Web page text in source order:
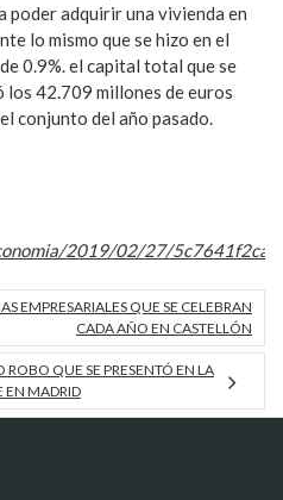
adquirir una vivienda en
lo mismo que se hizo en el
0.9%. el capital total que se
42.709 millones de euros
conjunto del año pasado.
2019/02/27/
EMPRESARIALES QUE SE CELEBRAN
CADA AÑO EN CASTELLÓN
QUE SE PRESENTÓ EN LA
EN MADRID